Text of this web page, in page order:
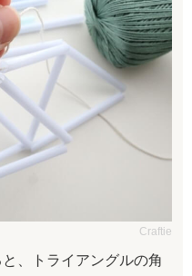
Craftie
、トライアングルの角